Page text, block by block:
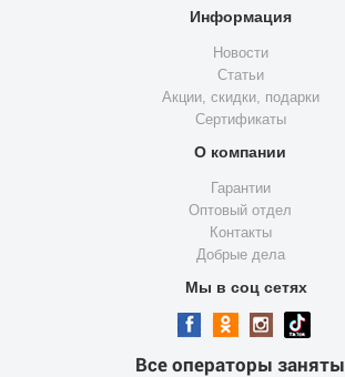
Информация
Новости
Статьи
Акции, скидки, подарки
Сертификаты
О компании
Гарантии
Оптовый отдел
Контакты
Добрые дела
Мы в соц сетях
Все операторы заняты